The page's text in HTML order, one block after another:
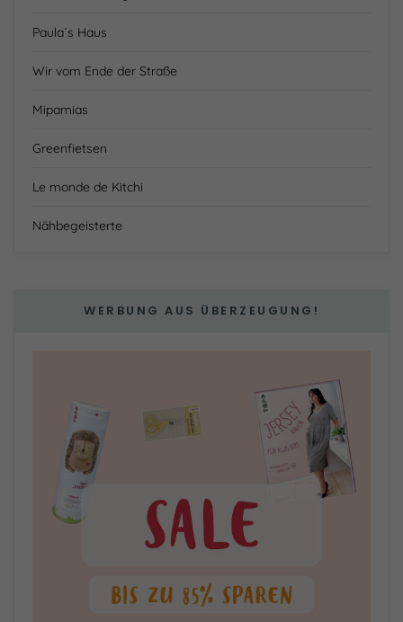
Paula´s Haus
Wir vom Ende der Straße
Mipamias
Greenfietsen
Le monde de Kitchi
Nähbegeisterte
WERBUNG AUS ÜBERZEUGUNG!